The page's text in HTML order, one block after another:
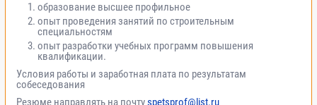
образование высшее профильное
опыт проведения занятий по строительным
специальностям
опыт разработки учебных программ повышения
квалификации.
Условия работы и заработная плата по результатам
собеседования
Резюме направлять на почтуspetsprof@list.ru